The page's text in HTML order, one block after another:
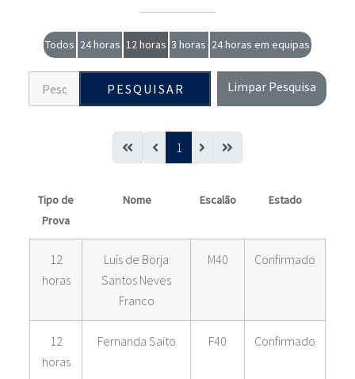
Todos 24 horas 12 horas 3 horas 24 horas em equipas
PESQUISAR Limpar Pesquisa
1
Tipo de
Prova
Nome Escalão Estado
12
horas
Luís de Borja
Santos Neves
Franco
M40 Confirmado
12
horas
Fernanda Saito F40 Confirmado